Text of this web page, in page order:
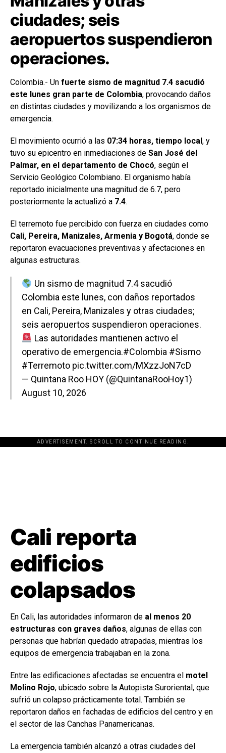
ciudades; seis
aeropuertos suspendieron
operaciones.
Colombia.- Un fuerte sismo de magnitud 7.4 sacudió
este lunes gran parte de Colombia, provocando daños
en distintas ciudades y movilizando a los organismos de
emergencia.
El movimiento ocurrió a las 07:34 horas, tiempo local , y
tuvo su epicentro en inmediaciones de San José del
Palmar, en el departamento de Chocó, según el
Servicio Geológico Colombiano. El organismo había
reportado inicialmente una magnitud de 6.7, pero
posteriormente la actualizó a 7.4.
El terremoto fue percibido con fuerza en ciudades como
Cali, Pereira, Manizales, Armenia y Bogotá, donde se
reportaron evacuaciones preventivas y afectaciones en
algunas estructuras.
Un sismo de magnitud 7.4 sacudió
Colombia este lunes, con daños reportados
en Cali, Pereira, Manizales y otras ciudades;
seis aeropuertos suspendieron operaciones.
Las autoridades mantienen activo el
operativo de emergencia.#Colombia #Sismo
#Terremoto pic.twitter.com/MXzzJoN7cD
— Quintana Roo HOY (@QuintanaRooHoy1)
August 10, 2026
ADVERTISEMENT. SCROLL TO CONTINUE READING.
[adsforwp id="243463"]
Cali reporta
edificios
colapsados
En Cali, las autoridades informaron de al menos 20
estructuras con graves daños, algunas de ellas con
personas que habrían quedado atrapadas, mientras los
equipos de emergencia trabajaban en la zona.
Entre las edificaciones afectadas se encuentra el motel
Molino Rojo, ubicado sobre la Autopista Suroriental, que
sufrió un colapso prácticamente total. También se
reportaron daños en fachadas de edificios del centro y en
el sector de las Canchas Panamericanas.
La emergencia también alcanzó a otras ciudades del